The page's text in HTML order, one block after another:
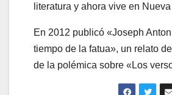
literatura y ahora vive en Nueva
En 2012 publicó «Joseph
tiempo de la fatua», un relato
de la polémica sobre «Los